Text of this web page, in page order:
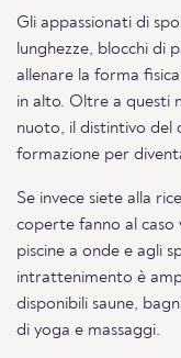
Gli appassionati di
lunghezze, blocchi di
allenare la forma
in alto. Oltre a questi
nuoto, il distintivo del
formazione per
Se invece siete alla
coperte fanno al caso
piscine a onde e agli
intrattenimento è
disponibili saune,
di yoga e massaggi.